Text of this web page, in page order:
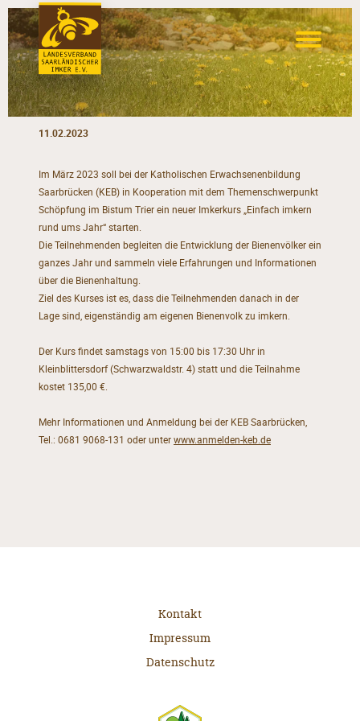
11.02.2023
Im März 2023 soll bei der Katholischen Erwachsenenbildung
Saarbrücken (KEB) in Kooperation mit dem Themenschwerpunkt
Schöpfung im Bistum Trier ein neuer Imkerkurs „Einfach imkern
rund ums Jahr“ starten.
Die Teilnehmenden begleiten die Entwicklung der Bienenvölker ein
ganzes Jahr und sammeln viele Erfahrungen und Informationen
über die Bienenhaltung.
Ziel des Kurses ist es, dass die Teilnehmenden danach in der
Lage sind, eigenständig am eigenen Bienenvolk zu imkern.
Der Kurs findet samstags von 15:00 bis 17:30 Uhr in
Kleinblittersdorf (Schwarzwaldstr. 4) statt und die Teilnahme
kostet 135,00 €.
Mehr Informationen und Anmeldung bei der KEB Saarbrücken,
Tel.: 0681 9068-131 oder unterwww.anmelden-keb.de
Kontakt
Impressum
Datenschutz